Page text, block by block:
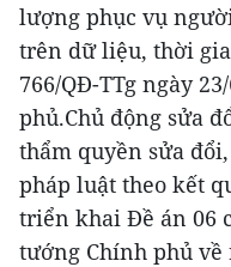
lượng phục vụ
trên dữ liệu, thời
766/QĐ-TTg ngày
phủ.Chủ động sửa
thẩm quyền sửa
pháp luật theo kết
triển khai Đề án 06
tướng Chính phủ về